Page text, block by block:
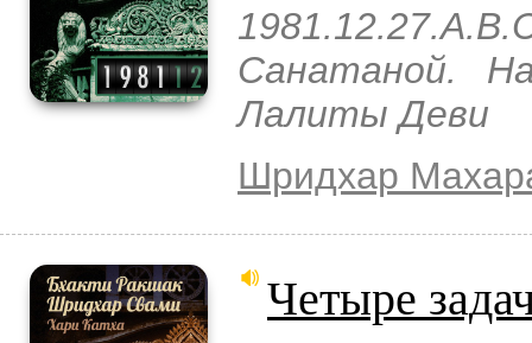
Санатаной.
Лалиты Деви
Шридхар
Четыре